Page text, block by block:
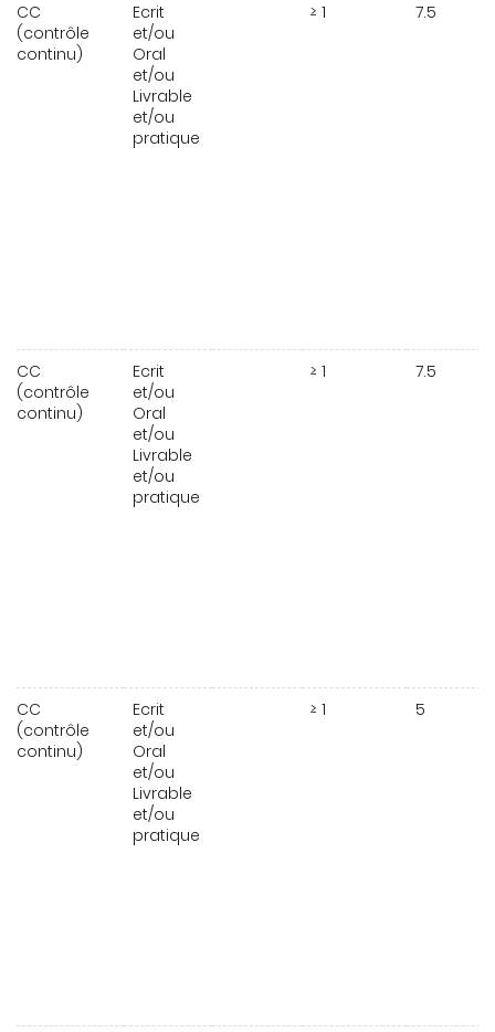
CC
(contrôle
continu)
Ecrit
et/ou
Oral
et/ou
Livrable
et/ou
pratique
≥ 1 7.5
CC
(contrôle
continu)
Ecrit
et/ou
Oral
et/ou
Livrable
et/ou
pratique
≥ 1 7.5
CC
(contrôle
continu)
Ecrit
et/ou
Oral
et/ou
Livrable
et/ou
pratique
≥ 1 5